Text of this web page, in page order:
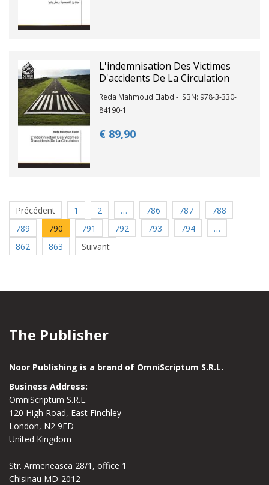
L'indemnisation Des Victimes
D'accidents De La Circulation
Reda Mahmoud Elabd - ISBN: 978-3-330-
84190-1
€ 89,90
Précédent 1 2 … 786 787
788
789
790 791 792 793 794
…
862
863 Suivant
The Publisher
Noor Publishing is a brand of OmniScriptum S.R.L.
Business Address:
OmniScriptum S.R.L.
120 High Road, East Finchley
London, N2 9ED
United Kingdom
Str. Armeneasca 28/1, office 1
Chisinau MD-2012